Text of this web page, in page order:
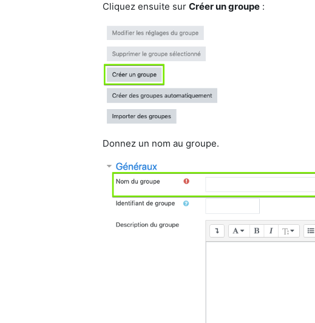
Cliquez ensuite sur Créer un groupe:
Donnez un nom au groupe.